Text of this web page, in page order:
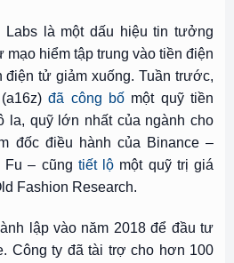
Labs là một dấu hiệu tin tưởng
hiểm tập trung vào tiền điện
điện tử giảm xuống. Tuần trước,
(a16z)đã công bốmột quỹ tiền
la, quỹ lớn nhất của ngành cho
đốc điều hành của Binance –
Fu – cũng tiết lộ một quỹ trị giá
Fashion Research.
lập vào năm 2018 để đầu tư
Công ty đã tài trợ cho hơn 100